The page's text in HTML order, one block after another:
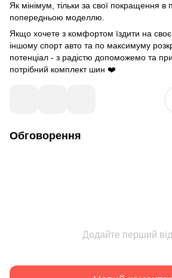
Як мінімум, тільки за свої покращення в
попередньою моделлю.
Якщо хочете з комфортом їздити на
іншому спорт авто та по максимуму
потенціал - з радістю допоможемо та
потрібний комплект шин ❤️
Обговорення
Додайте перший